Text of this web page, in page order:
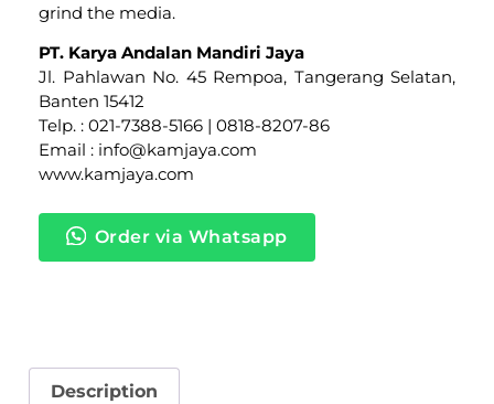
grind the media.
PT. Karya Andalan Mandiri Jaya
Jl. Pahlawan No. 45 Rempoa, Tangerang Selatan,
Banten 15412
Telp. : 021-7388-5166 | 0818-8207-86
Email : info@kamjaya.com
www.kamjaya.com
Order via Whatsapp
Description